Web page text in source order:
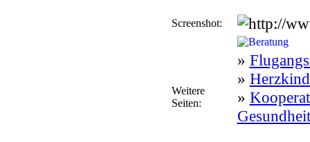
Screenshot:
Weitere
Seiten:
»
»
»